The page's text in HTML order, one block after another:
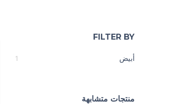
FILTER BY
أبيض 1
منتجات متشابهة